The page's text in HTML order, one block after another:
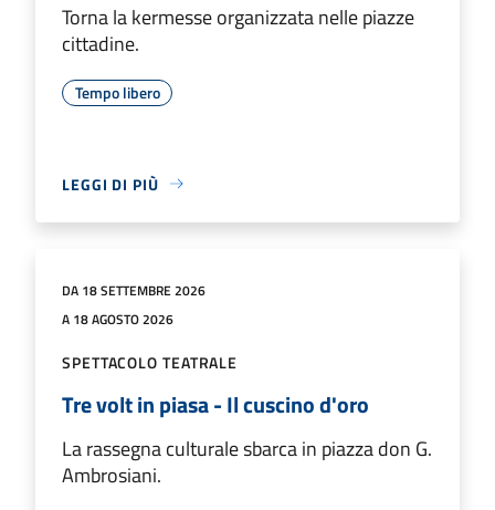
Torna la kermesse organizzata nelle piazze
cittadine.
Tempo libero
LEGGI DI PIÙ
DA 18 SETTEMBRE 2026
A 18 AGOSTO 2026
SPETTACOLO TEATRALE
Tre volt in piasa - Il cuscino d'oro
La rassegna culturale sbarca in piazza don G.
Ambrosiani.